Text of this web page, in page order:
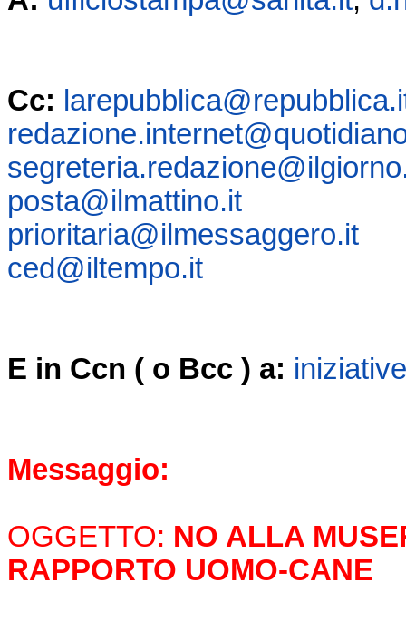
Cc:
posta@ilmattino.it
prioritaria@ilmessaggero.it
ced@iltempo.it
E in Ccn ( o Bcc ) a:
Messaggio:
OGGETTO: NO ALLA
RAPPORTO UOMO-CANE